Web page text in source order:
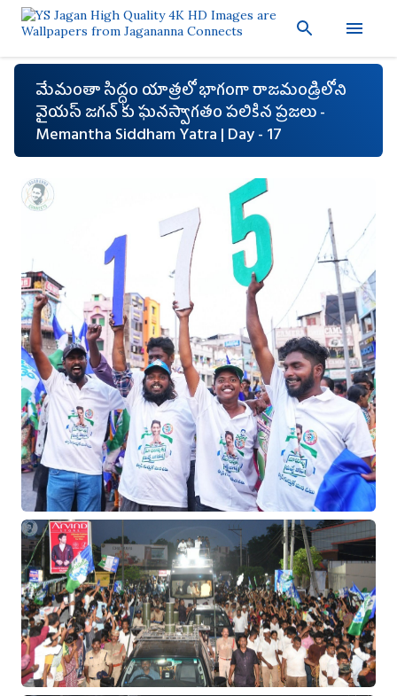
ప్రధాన కంటెంట్‌కు దాటవేయి
మేమంతా సిద్ధం యాత్ర‌లో భాగంగా రాజ‌మండ్రిలోని
వైయ‌స్ జ‌గ‌న్ ‌కు ఘ‌న‌స్వాగతం పలికిన ప్ర‌జ‌లు -
Memantha Siddham Yatra | Day - 17